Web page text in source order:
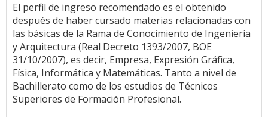
El perfil de ingreso recomendado es el obtenido
después de haber cursado materias relacionadas con
las básicas de la Rama de Conocimiento de Ingeniería
y Arquitectura (Real Decreto 1393/2007, BOE
31/10/2007), es decir, Empresa, Expresión Gráfica,
Física, Informática y Matemáticas. Tanto a nivel de
Bachillerato como de los estudios de Técnicos
Superiores de Formación Profesional.